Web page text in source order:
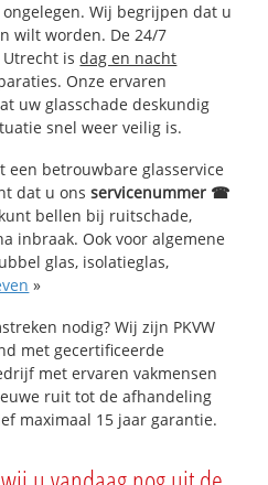
Wij begrijpen dat u
wilt worden. De 24/7
Utrecht isdag en nacht
Onze ervaren
uw glasschade deskundig
snel weer veilig is.
betrouwbare glasservice
dat u onsservicenummer ☎
bellen bij ruitschade,
inbraak. Ook voor algemene
glas, isolatieglas,
»
nodig? Wij zijn PKVW
met gecertificeerde
met ervaren vakmensen
ruit tot de afhandeling
maximaal 15 jaar garantie.